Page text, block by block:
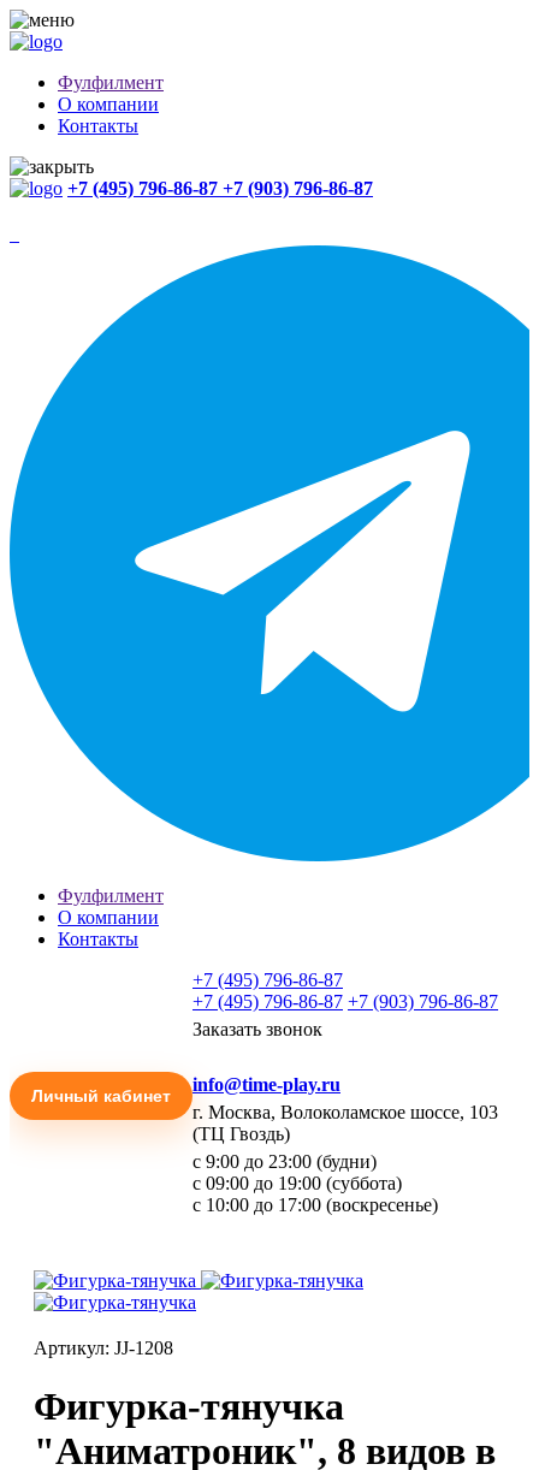
Фулфилмент
О компании
Контакты
+7 (495) 796-86-87 +7 (903) 796-86-87
Фулфилмент
О компании
Контакты
Личный кабинет
+7 (495) 796-86-87
+7 (495) 796-86-87 +7 (903) 796-86-87
Заказать звонок
info@time-play.ru
г. Москва, Волоколамское шоссе, 103
(ТЦ Гвоздь)
с 9:00 до 23:00 (будни)
с 09:00 до 19:00 (суббота)
с 10:00 до 17:00 (воскресенье)
Артикул: JJ-1208
Фигурка-тянучка
"Аниматроник", 8 видов в